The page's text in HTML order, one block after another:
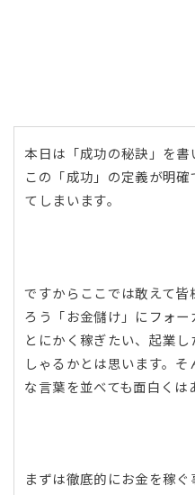
本日は「成功の秘訣」を書
この「成功」の定義が明
てしまいます。
ですからここでは敢えて皆
ろう「お金儲け」にフォー
とにかく稼ぎたい、起業
しゃるかとは思います。
な言葉を並べても面白くは
まずは徹底的にお金を稼